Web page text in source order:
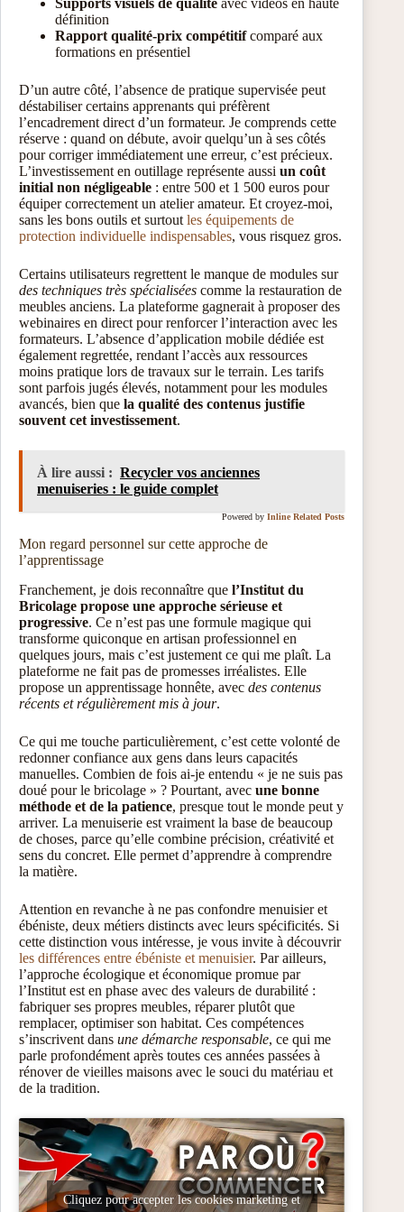
Supports visuels de qualité avec vidéos en haute
définition
Rapport qualité-prix compétitifcomparé aux
formations en présentiel
D’un autre côté, l’absence de pratique supervisée peut
déstabiliser certains apprenants qui préfèrent
l’encadrement direct d’un formateur. Je comprends cette
réserve : quand on débute, avoir quelqu’un à ses côtés
pour corriger immédiatement une erreur, c’est précieux.
L’investissement en outillage représente aussi un coût
initial non négligeable : entre 500 et 1 500 euros pour
équiper correctement un atelier amateur. Et croyez-moi,
sans les bons outils et surtout les équipements de
protection individuelle indispensables, vous risquez gros.
Certains utilisateurs regrettent le manque de modules sur
des techniques très spécialisées comme la restauration de
meubles anciens. La plateforme gagnerait à proposer des
webinaires en direct pour renforcer l’interaction avec les
formateurs. L’absence d’application mobile dédiée est
également regrettée, rendant l’accès aux ressources
moins pratique lors de travaux sur le terrain. Les tarifs
sont parfois jugés élevés, notamment pour les modules
avancés, bien que la qualité des contenus justifie
souvent cet investissement.
À lire aussi : Recycler vos anciennes
menuiseries : le guide complet
Powered by Inline Related Posts
Mon regard personnel sur cette approche de
l’apprentissage
Franchement, je dois reconnaître que l’Institut du
Bricolage propose une approche sérieuse et
progressive. Ce n’est pas une formule magique qui
transforme quiconque en artisan professionnel en
quelques jours, mais c’est justement ce qui me plaît. La
plateforme ne fait pas de promesses irréalistes. Elle
propose un apprentissage honnête, avec des contenus
récents et régulièrement mis à jour.
Ce qui me touche particulièrement, c’est cette volonté de
redonner confiance aux gens dans leurs capacités
manuelles. Combien de fois ai-je entendu « je ne suis pas
doué pour le bricolage » ? Pourtant, avec une bonne
méthode et de la patience, presque tout le monde peut y
arriver. La menuiserie est vraiment la base de beaucoup
de choses, parce qu’elle combine précision, créativité et
sens du concret. Elle permet d’apprendre à comprendre
la matière.
Attention en revanche à ne pas confondre menuisier et
ébéniste, deux métiers distincts avec leurs spécificités. Si
cette distinction vous intéresse, je vous invite à découvrir
les différences entre ébéniste et menuisier. Par ailleurs,
l’approche écologique et économique promue par
l’Institut est en phase avec des valeurs de durabilité :
fabriquer ses propres meubles, réparer plutôt que
remplacer, optimiser son habitat. Ces compétences
s’inscrivent dans une démarche responsable, ce qui me
parle profondément après toutes ces années passées à
rénover de vieilles maisons avec le souci du matériau et
de la tradition.
Cliquez pour accepter les cookies marketing et